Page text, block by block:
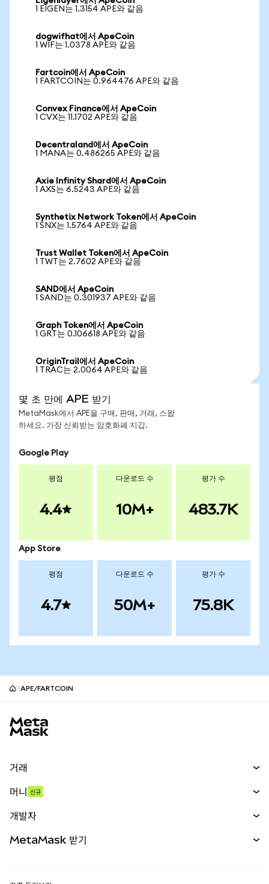
1 EIGEN는 1.3154 APE와 같음
dogwifhat에서 ApeCoin
1 WIF는 1.0378 APE와 같음
Fartcoin에서 ApeCoin
1 FARTCOIN는 0.964476 APE와 같음
Convex Finance에서 ApeCoin
1 CVX는 11.1702 APE와 같음
Decentraland에서 ApeCoin
1 MANA는 0.486265 APE와 같음
Axie Infinity Shard에서 ApeCoin
1 AXS는 6.5243 APE와 같음
Synthetix Network Token에서 ApeCoin
1 SNX는 1.5764 APE와 같음
Trust Wallet Token에서 ApeCoin
1 TWT는 2.7602 APE와 같음
SAND에서 ApeCoin
1 SAND는 0.301937 APE와 같음
Graph Token에서 ApeCoin
1 GRT는 0.106618 APE와 같음
OriginTrail에서 ApeCoin
1 TRAC는 2.0064 APE와 같음
몇 초 만에 APE 받기
MetaMask에서 APE을 구매, 판매, 거래, 스왑
하세요. 가장 신뢰받는 암호화폐 지갑.
Google Play
평점
4.4
다운로드 수
10M+
평가 수
483.7K
App Store
평점
4.7
다운로드 수
50M+
평가 수
75.8K
APE/FARTCOIN
거래
무기한 선물
실물자산
머니 신규
개발자
MetaMask 받기